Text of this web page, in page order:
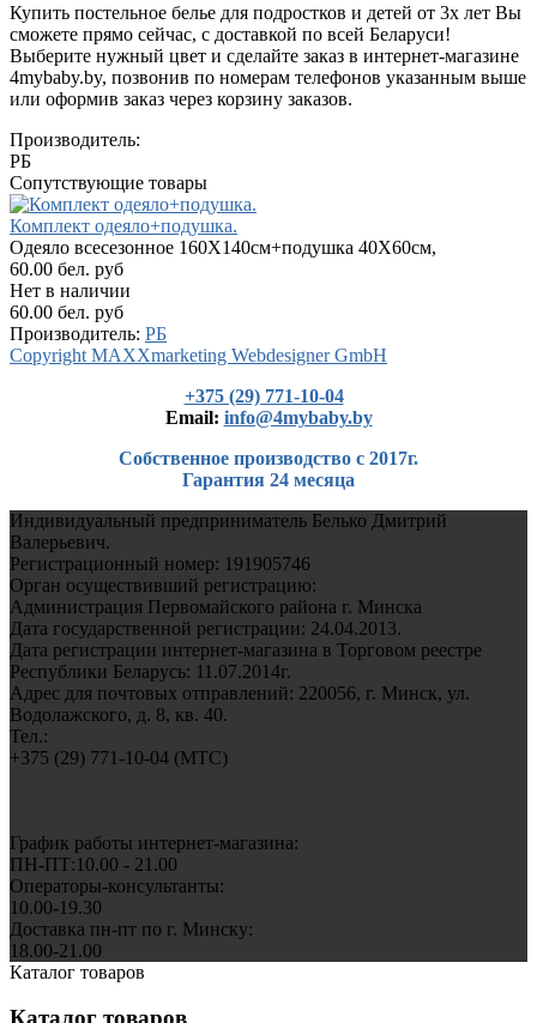
Купить постельное белье для подростков и детей от 3х лет Вы
сможете прямо сейчас, с доставкой по всей Беларуси!
Выберите нужный цвет и сделайте заказ в интернет-магазине
4mybaby.by, позвонив по номерам телефонов указанным выше
или оформив заказ через корзину заказов.
Производитель:
РБ
Сопутствующие товары
Комплект одеяло+подушка.
Одеяло всесезонное 160Х140см+подушка 40Х60см,
60.00 бел. руб
Нет в наличии
60.00 бел. руб
Производитель: РБ
Copyright MAXXmarketing Webdesigner GmbH
+375 (29) 771-10-04
Еmail: info@4mybaby.by
Собственное производство с 2017г.
Гарантия 24 месяца
Индивидуальный предприниматель Белько Дмитрий
Валерьевич.
Регистрационный номер: 191905746
Орган осуществивший регистрацию:
Администрация Первомайского района г. Минска
Дата государственной регистрации: 24.04.2013.
Дата регистрации интернет-магазина в Торговом реестре
Республики Беларусь: 11.07.2014г.
Адрес для почтовых отправлений: 220056, г. Минск, ул.
Водолажского, д. 8, кв. 40.
Тел.:
+375 (29) 771-10-04 (MTC)
График работы интернет-магазина:
ПН-ПТ:10.00 - 21.00
Операторы-консультанты:
10.00-19.30
Доставка пн-пт по г. Минску:
18.00-21.00
Каталог товаров